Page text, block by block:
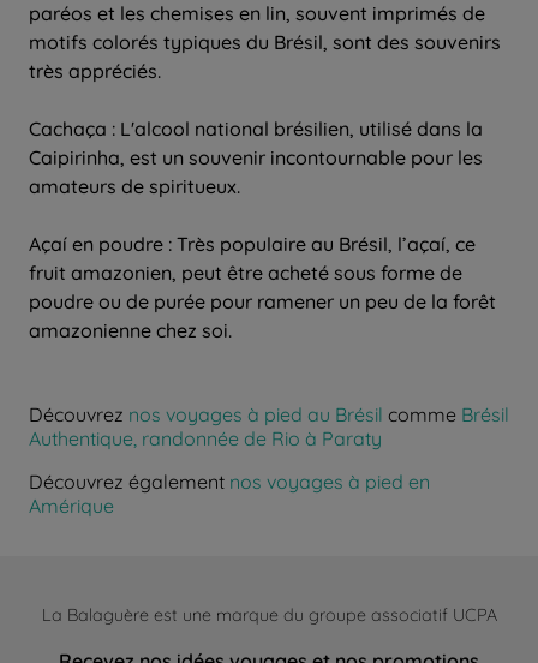
paréos et les chemises en lin, souvent imprimés de
motifs colorés typiques du Brésil, sont des souvenirs
très appréciés.
Cachaça : L'alcool national brésilien, utilisé dans la
Caipirinha, est un souvenir incontournable pour les
amateurs de spiritueux.
Açaí en poudre : Très populaire au Brésil, l’açaí, ce
fruit amazonien, peut être acheté sous forme de
poudre ou de purée pour ramener un peu de la forêt
amazonienne chez soi.
Découvrez nos voyages à pied au Brésil comme Brésil
Authentique, randonnée de Rio à Paraty
Découvrez également nos voyages à pied en
Amérique
La Balaguère est une marque du groupe associatif UCPA